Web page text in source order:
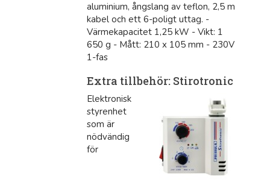
aluminium, ångslang av teflon, 2,5 m
kabel och ett 6-poligt uttag. -
Värmekapacitet 1,25 kW - Vikt: 1
650 g - Mått: 210 x 105 mm - 230V
1-fas
Extra tillbehör: Stirotronic
Elektronisk
styrenhet
som är
nödvändig
för